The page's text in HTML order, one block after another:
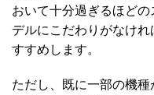
おいて十分過ぎるほど
デルにこだわりがなけ
すすめします。
ただし、既に一部の機